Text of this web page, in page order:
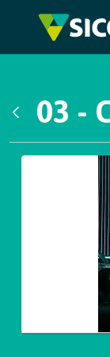
Pular para o
03 -